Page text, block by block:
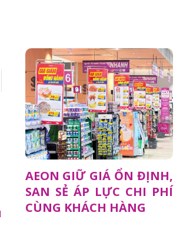
AEON GIỮ GIÁ ỔN ĐỊNH,
SAN SẺ ÁP LỰC CHI PHÍ
CÙNG KHÁCH HÀNG